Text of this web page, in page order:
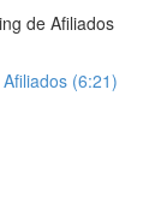
de Afiliados
(6:21)